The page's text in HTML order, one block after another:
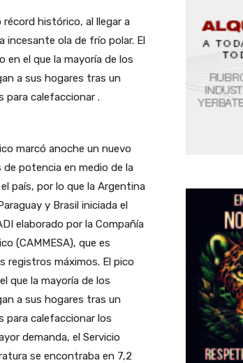
histórico, al llegar a
incesante ola de frío polar. El
en el que la mayoría de los
a sus hogares tras un
para calefaccionar .
marcó anoche un nuevo
potencia en medio de la
país, por lo que la Argentina
y Brasil iniciada el
elaborado por la Compañía
(CAMMESA), que es
registros máximos. El pico
que la mayoría de los
a sus hogares tras un
para calefaccionar los
demanda, el Servicio
se encontraba en 7,2